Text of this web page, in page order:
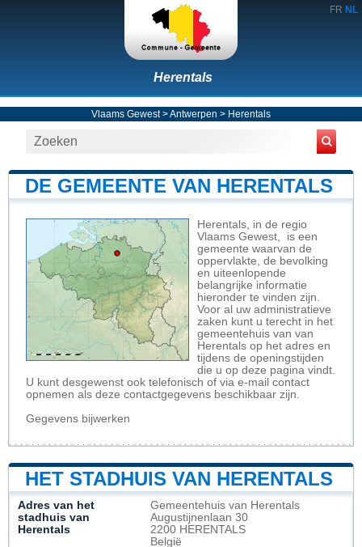
FR NL
Herentals
Vlaams Gewest>Antwerpen > Herentals
DE GEMEENTE VAN HERENTALS
Herentals, in de regio
Vlaams Gewest, is een
gemeente waarvan de
oppervlakte, de bevolking
en uiteenlopende
belangrijke informatie
hieronder te vinden zijn.
Voor al uw administratieve
zaken kunt u terecht in het
gemeentehuis van van
Herentals op het adres en
tijdens de openingstijden
die u op deze pagina vindt.
U kunt desgewenst ook telefonisch of via e-mail contact
opnemen als deze contactgegevens beschikbaar zijn.
Gegevens bijwerken
HET STADHUIS VAN HERENTALS
Adres van het
stadhuis van
Herentals
Gemeentehuis van Herentals
Augustijnenlaan 30
2200 HERENTALS
België